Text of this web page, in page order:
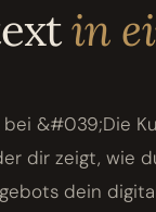
in
bei &#039;Die
dir zeigt, wie
dein